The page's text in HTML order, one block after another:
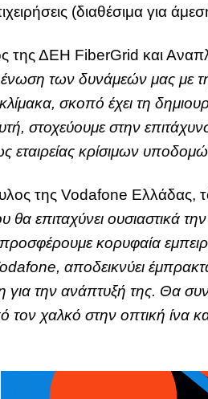
(διαθέσιμα για
της ΔΕΗ FiberGrid και
των δυνάμεών μας με
σκοπό έχει τη
στοχεύουμε στην
εταιρείας κρίσιμων
της Vodafone Ελλάδας,
επιταχύνει ουσιαστικά
κορυφαία
αποδεικνύει
για την ανάπτυξή της. Θα
χαλκό στην οπτική ίνα